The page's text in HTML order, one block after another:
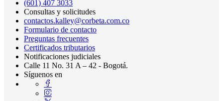
(601) 407 3033
Consultas y solicitudes
contactos.kalley@corbeta.com.co
Formulario de contacto
Preguntas frecuentes
Certificados tributarios
Notificaciones judiciales
Calle 11 No. 31 A – 42 - Bogotá.
Síguenos en